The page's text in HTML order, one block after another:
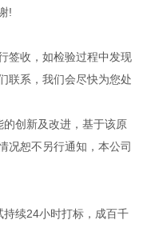
!
签收，如检验过程中发现
联系，我们会尽快为您处
创新及改进，基于该原
况恕不另行通知，本公司
续24小时打标，成百千